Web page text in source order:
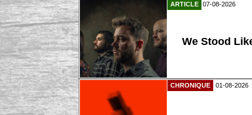
ARTICLE 07-08-2026
We Stood
CHRONIQUE 01-08-2026